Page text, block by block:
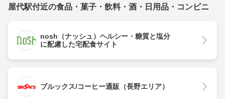
屋代駅付近の食品・菓子・飲料・酒・日用品・コンビニ
nosh（ナッシュ）ヘルシー・糖質と塩分
に配慮した宅配食サイト
ブルックス/コーヒー通販（長野エリア）